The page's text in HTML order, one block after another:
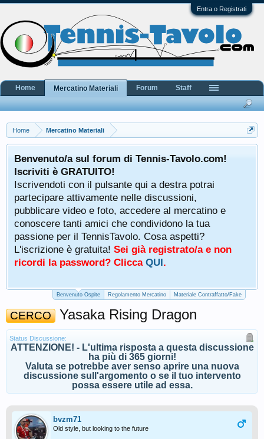
Entra o Registrati
Home Mercatino Materiali
Benvenuto/a sul forum di Tennis-Tavolo.com!
Iscriviti è GRATUITO!
Iscrivendoti con il pulsante qui a destra potrai
partecipare attivamente nelle discussioni,
pubblicare video e foto, accedere al mercatino e
conoscere tanti amici che condividono la tua
passione per il TennisTavolo. Cosa aspetti?
L'iscrizione è gratuita! Sei già registrato/a e non
ricordi la password? Clicca QUI.
Benvenuto Ospite Regolamento Mercatino Materiale Contraffatto/Fake
CERCO Yasaka Rising Dragon
Status Discussione:
ATTENZIONE! - L'ultima risposta a questa discussione
ha più di 365 giorni!
Valuta se potrebbe aver senso aprire una nuova
discussione sull'argomento o se il tuo intervento
possa essere utile ad essa.
bvzm71
Old style, but looking to the future
Home Mercatino Materiali Forum Staff